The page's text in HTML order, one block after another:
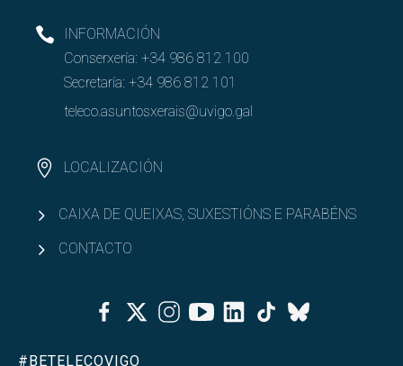
INFORMACIÓN
Conserxería: +34 986 812 100
Secretaría: +34 986 812 101
teleco.asuntosxerais@uvigo.gal
LOCALIZACIÓN
CAIXA DE QUEIXAS, SUXESTIÓNS E PARABÉNS
CONTACTO
FacebookTwitterInstagramYoutubeLinkedinTiktok
Bluesky
#BETELECOVIGO